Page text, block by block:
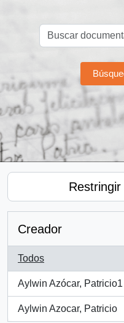
Creador
Todos
Aylwin Azócar, Patricio1
, 1 resultados
Aylwin Azocar, Patricio
, 1 resultados